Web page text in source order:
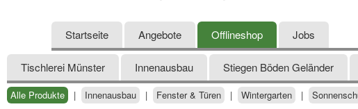
Startseite Angebote Offlineshop Jobs
Tischlerei Münster Innenausbau Stiegen Böden Geländer
Alle Produkte | Innenausbau | Fenster & Türen | Wintergarten |